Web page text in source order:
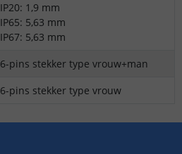
IP20: 1,9 mm
IP65: 5,63 mm
IP67: 5,63 mm
6-pins stekker type vrouw+man
6-pins stekker type vrouw